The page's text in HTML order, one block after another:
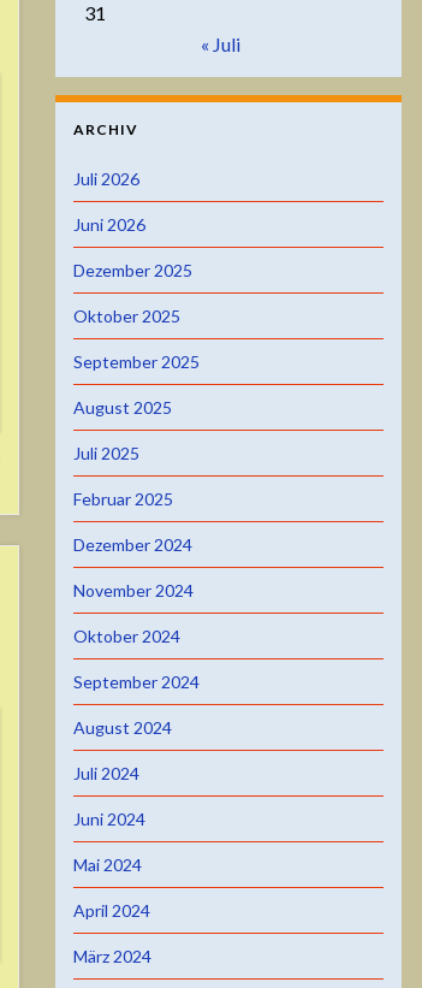
31
« Juli
ARCHIV
Juli 2026
Juni 2026
Dezember 2025
Oktober 2025
September 2025
August 2025
Juli 2025
Februar 2025
Dezember 2024
November 2024
Oktober 2024
September 2024
August 2024
Juli 2024
Juni 2024
Mai 2024
April 2024
März 2024